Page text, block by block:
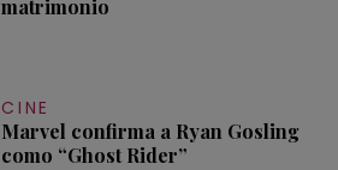
matrimonio
CINE
Marvel confirma a Ryan Gosling
como “Ghost Rider”